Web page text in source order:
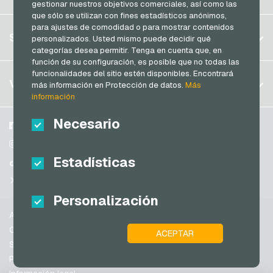
gestionar nuestros objetivos comerciales, así como las
que sólo se utilizan con fines estadísticos anónimos,
para ajustes de comodidad o para mostrar contenidos
personalizados. Usted mismo puede decidir qué
categorías desea permitir. Tenga en cuenta que, en
función de su configuración, es posible que no todas las
funcionalidades del sitio estén disponibles. Encontrará
más información en Protección de datos.Más
información
Necesario
Estadísticas
Personalización
ACEPTAR
Brasil
Alemania (DE)
Alemania (EN)
Francia
Italia
Austria
Suiza (DE)
Suiza (IT)
Estados Unidos de América (EN)
Registrar
Iniciar sesión
Mi carrito
SERVICIO
FAQ
Modos de pago
Protección de datos
VGO-SHOP
Sobre nosotros
Participantes
Facebook
TikTok
Ayuda
Condiciones generales
Seguridad y verificación
Protección de datos